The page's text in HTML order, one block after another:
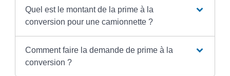
Quel est le montant de la prime à la
conversion pour une camionnette ?
Comment faire la demande de prime à la
conversion ?